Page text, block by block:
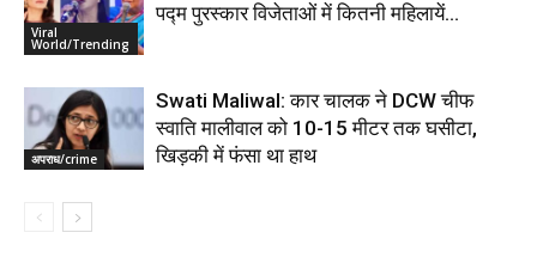
Viral
World/Trending
पद्म पुरस्कार विजेताओं में कितनी महिलायें…
अपराध/crime
Swati Maliwal: कार चालक ने DCW चीफ
स्वाति मालीवाल को 10-15 मीटर तक घसीटा,
खिड़की में फंसा था हाथ